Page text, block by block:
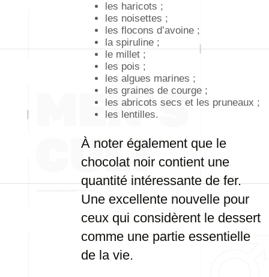
les haricots ;
les noisettes ;
les flocons d’avoine ;
la spiruline ;
le millet ;
les pois ;
les algues marines ;
les graines de courge ;
les abricots secs et les pruneaux ;
les lentilles.
À noter également que le
chocolat noir contient une
quantité intéressante de fer.
Une excellente nouvelle pour
ceux qui considèrent le dessert
comme une partie essentielle
de la vie.